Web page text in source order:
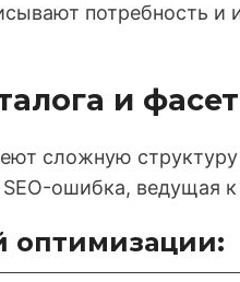
потребность
и
сложную
ошибка, ведущая
оптимизации: